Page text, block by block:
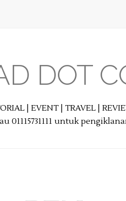
DOT
| EVENT | TRAVEL |
01115731111 untuk